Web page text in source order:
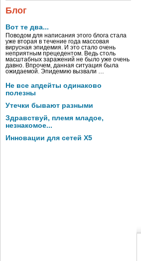
Блог
Вот те два...
Поводом для написания этого блога стала
уже вторая в течение года массовая
вирусная эпидемия. И это стало очень
неприятным прецедентом. Ведь столь
масштабных заражений не было уже очень
давно. Впрочем, данная ситуация была
ожидаемой. Эпидемию вызвали …
Не все апдейты одинаково
полезны
Утечки бывают разными
Здравствуй, племя младое,
незнакомое...
Инновации для сетей X5